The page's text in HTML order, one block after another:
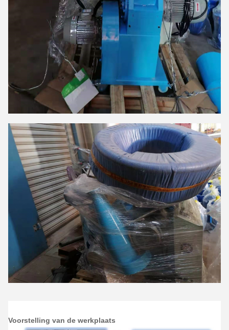
Voorstelling van de werkplaats